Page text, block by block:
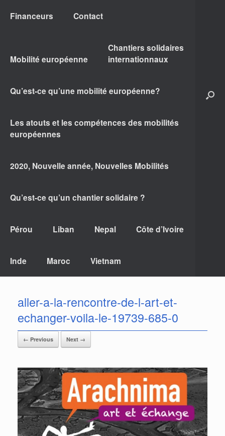
Financeurs Contact
Mobilité européenne
Chantiers solidaires
internationnaux
Qu’est-ce qu’une mobilité européenne?
Les atouts et les compétences des mobilités
européennes
2020, Nouvelle année, Nouvelles Mobilités
Qu’est-ce qu’un chantier solidaire ?
Pérou Liban Nepal Côte d’Ivoire
Inde Maroc Vietnam
aller-a-la-rencontre-de-l-art-et-
echanger-voila-le-19739-685-0
← Previous Next →